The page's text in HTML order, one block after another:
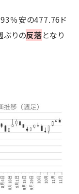
％安の477.76ド
ぶりの反落となり